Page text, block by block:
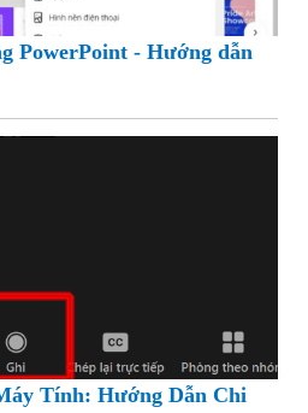
PowerPoint - Hướng dẫn
Tính: Hướng Dẫn Chi